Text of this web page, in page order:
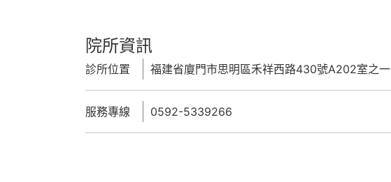
院所資訊
診所位置 福建省廈門市思明區禾祥西路430號A202室之一
服務專線 0592-5339266